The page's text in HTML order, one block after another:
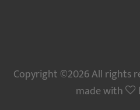
Copyright ©2026 All rights
made with